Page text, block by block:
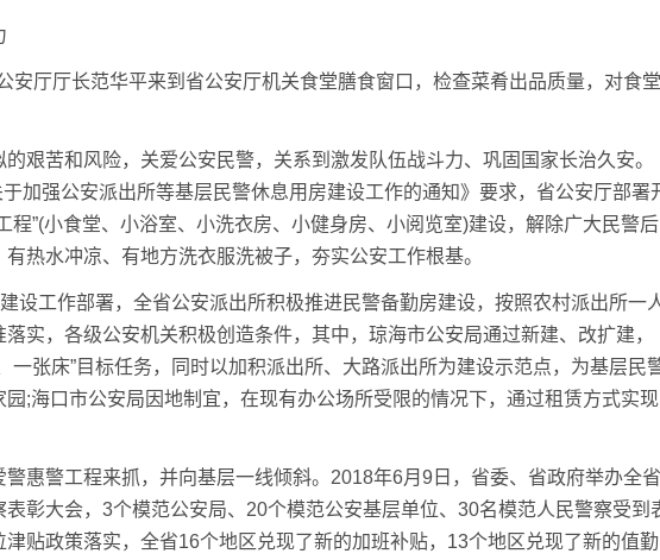
厅厅长范华平来到省公安厅机关食堂膳食窗口，检查菜肴出品质量，对食堂
苦和风险，关爱公安民警，关系到激发队伍战斗力、巩固国家长治久安。
加强公安派出所等基层民警休息用房建设工作的通知》要求，省公安厅部署
程”(小食堂、小浴室、小洗衣房、小健身房、小阅览室)建设，解除广大民警后
热水冲凉、有地方洗衣服洗被子，夯实公安工作根基。
工作部署，全省公安派出所积极推进民警备勤房建设，按照农村派出所一
实，各级公安机关积极创造条件，其中，琼海市公安局通过新建、改扩建，
一张床”目标任务，同时以加积派出所、大路派出所为建设示范点，为基层民
;海口市公安局因地制宜，在现有办公场所受限的情况下，通过租赁方式实现
警工程来抓，并向基层一线倾斜。2018年6月9日，省委、省政府举办全省
彰大会，3个模范公安局、20个模范公安基层单位、30名模范人民警察受到
贴政策落实，全省16个地区兑现了新的加班补贴，13个地区兑现了新的值勤